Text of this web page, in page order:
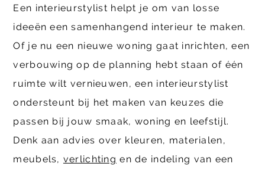
Een interieurstylist helpt je om van losse
ideeën een samenhangend interieur te maken.
Of je nu een nieuwe woning gaat inrichten, een
verbouwing op de planning hebt staan of één
ruimte wilt vernieuwen, een interieurstylist
ondersteunt bij het maken van keuzes die
passen bij jouw smaak, woning en leefstijl.
Denk aan advies over kleuren, materialen,
meubels, verlichting en de indeling van een